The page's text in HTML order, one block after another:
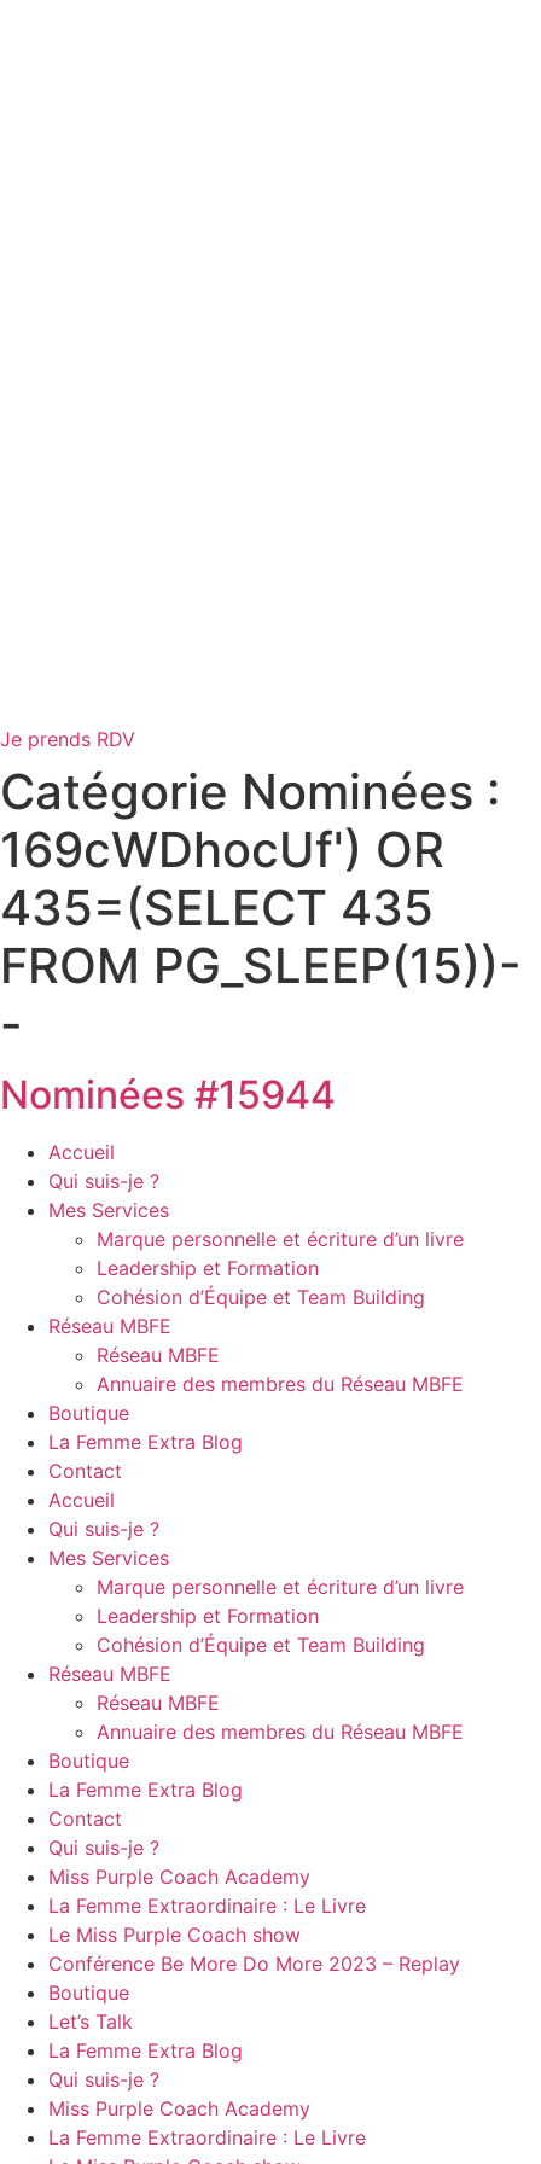
Je prends RDV
Catégorie Nominées :
169cWDhocUf') OR
435=(SELECT 435
FROM PG_SLEEP(15))-
-
Nominées #15944
Accueil
Qui suis-je ?
Mes Services
Marque personnelle et écriture d’un livre
Leadership et Formation
Cohésion d’Équipe et Team Building
Réseau MBFE
Réseau MBFE
Annuaire des membres du Réseau MBFE
Boutique
La Femme Extra Blog
Contact
Accueil
Qui suis-je ?
Mes Services
Marque personnelle et écriture d’un livre
Leadership et Formation
Cohésion d’Équipe et Team Building
Réseau MBFE
Réseau MBFE
Annuaire des membres du Réseau MBFE
Boutique
La Femme Extra Blog
Contact
Qui suis-je ?
Miss Purple Coach Academy
La Femme Extraordinaire : Le Livre
Le Miss Purple Coach show
Conférence Be More Do More 2023 – Replay
Boutique
Let’s Talk
La Femme Extra Blog
Qui suis-je ?
Miss Purple Coach Academy
La Femme Extraordinaire : Le Livre